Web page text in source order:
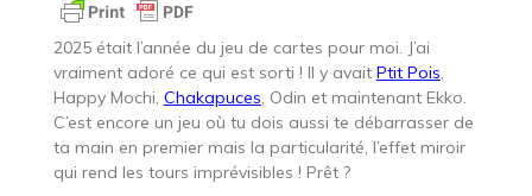
2025 était l’année du jeu de cartes pour moi. J’ai
vraiment adoré ce qui est sorti ! Il y avait Ptit Pois
Happy Mochi, Chakapuces , Odin et maintenant Ekko.
C’est encore un jeu où tu dois aussi te débarrasser de
ta main en premier mais la particularité, l’effet miroir
qui rend les tours imprévisibles ! Prêt ?